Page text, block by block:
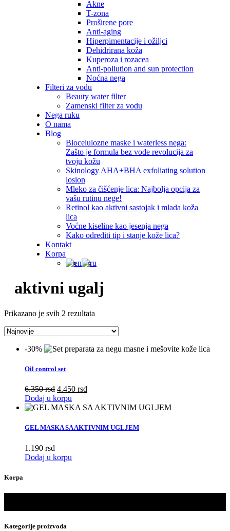
Akne
T-zona
Proširene pore
Anti-aging
Hiperpimentacije i ožiljci
Dehidrirana koža
Kuperoza i rozacea
Anti-pollution and sun protection
Noćna nega
Filteri za vodu
Beauty water filter
Zamenski filter za vodu
Nega ruku
O nama
Blog
Biocelulozne maske i waterless nega:
Zašto je formula bez vode revolucija za
tvoju kožu
Skinology AHA+BHA exfoliating solution
losion
Mleko za čišćenje lica: Najbolja opcija za
vašu rutinu nege!
Retinol kao aktivni sastojak i mlada koža
lica
Voćne kiseline kao jesenja nega
Kako odrediti tip i stanje kože lica?
Kontakt
Korpa
aktivni ugalj
Prikazano je svih 2 rezultata
-30%
Oil control set
6.350rsd Originalna
cena
je
6.350
4.450 rsd
je:
rsd.
Dodaj u korpu
GEL MASKA SA AKTIVNIM UGLJEM
1.190 rsd
Dodaj u korpu
Korpa
Kategorije proizvoda